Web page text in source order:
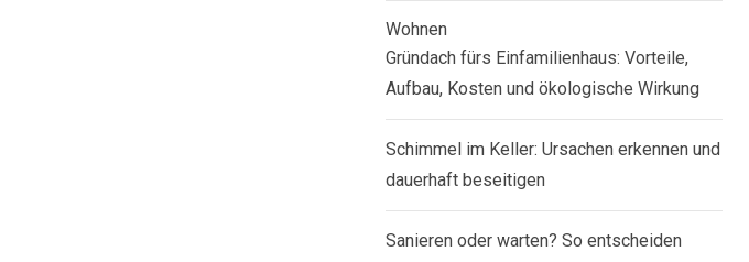
Wohnen
Gründach fürs Einfamilienhaus: Vorteile,
Aufbau, Kosten und ökologische Wirkung
Schimmel im Keller: Ursachen erkennen und
dauerhaft beseitigen
Sanieren oder warten? So entscheiden